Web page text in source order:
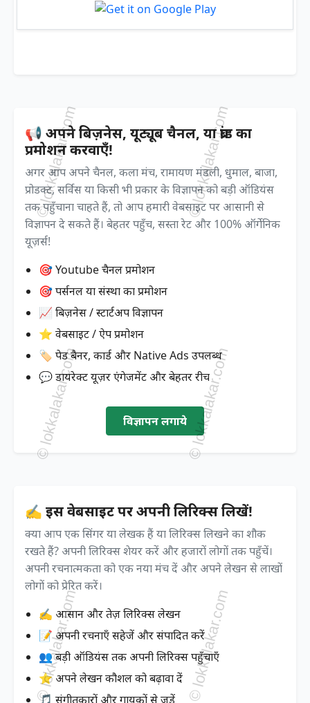
📢 अपने बिज़नेस, यूट्यूब चैनल, या ब्रांड का
प्रमोशन करवाएँ!
अगर आप अपने चैनल, कला मंच, रामायण मंडली, धुमाल, बाजा,
प्रोडक्ट, सर्विस या किसी भी प्रकार के विज्ञापन को बड़ी ऑडियंस
तक पहुँचाना चाहते हैं, तो आप हमारी वेबसाइट पर आसानी से
विज्ञापन दे सकते हैं। बेहतर पहुँच, सस्ता रेट और 100% ऑर्गेनिक
यूज़र्स!
🎯 Youtube चैनल प्रमोशन
🎯 पर्सनल या संस्था का प्रमोशन
📈 बिज़नेस / स्टार्टअप विज्ञापन
⭐ वेबसाइट / ऐप प्रमोशन
🏷️ पेड बैनर, कार्ड और Native Ads उपलब्ध
💬 डायरेक्ट यूज़र एंगेजमेंट और बेहतर रीच
विज्ञापन लगाये
✍️ इस वेबसाइट पर अपनी लिरिक्स लिखें!
क्या आप एक सिंगर या लेखक हैं या लिरिक्स लिखने का शौक
रखते हैं? अपनी लिरिक्स शेयर करें और हजारों लोगों तक पहुँचें।
अपनी रचनात्मकता को एक नया मंच दें और अपने लेखन से लाखों
लोगों को प्रेरित करें।
✍️ आसान और तेज़ लिरिक्स लेखन
📝 अपनी रचनाएँ सहेजें और संपादित करें
👥 बड़ी ऑडियंस तक अपनी लिरिक्स पहुँचाएँ
⭐ अपने लेखन कौशल को बढ़ावा दें
🎵 संगीतकारों और गायकों से जुड़ें